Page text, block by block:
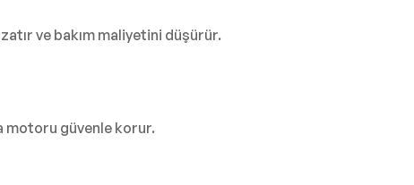
ve bakım maliyetini düşürür.
motoru güvenle korur.